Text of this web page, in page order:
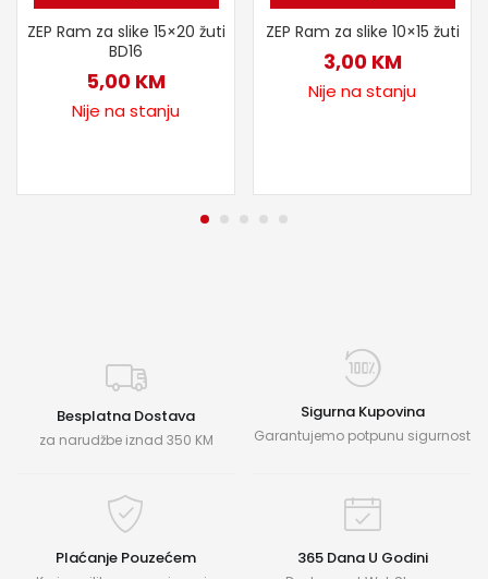
ZEP Ram za slike 15×20 žuti
BD16
5,00 KM
Nije na stanju
ZEP Ram za slike 10×15 žuti
3,00 KM
Nije na stanju
Besplatna Dostava
za narudžbe iznad 350 KM
Sigurna Kupovina
Garantujemo potpunu sigurnost
Plaćanje Pouzećem 365 Dana U Godini